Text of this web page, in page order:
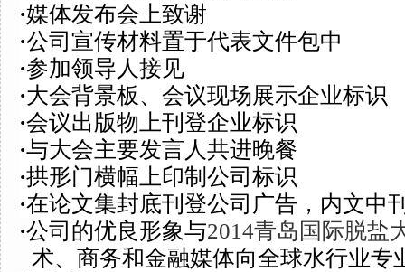
·媒体发布会上致谢
·公司宣传材料置于代表文件包中
·参加领导人接见
·大会背景板、会议现场展示企业标识
·会议出版物上刊登企业标识
·与大会主要发言人共进晚餐
·拱形门横幅上印制公司标识
·在论文集封底刊登公司广告，内文中
·公司的优良形象与2014青岛国际脱盐
术、商务和金融媒体向全球水行业专